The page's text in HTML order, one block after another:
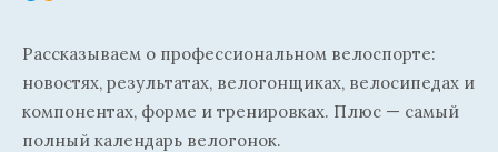
Рассказываем о профессиональном велоспорте:
новостях, результатах, велогонщиках, велосипедах и
компонентах, форме и тренировках. Плюс — самый
полный календарь велогонок.